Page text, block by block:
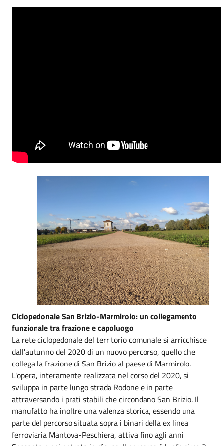
Ciclopedonale San Brizio-Marmirolo: un collegamento
funzionale tra frazione e capoluogo
La rete ciclopedonale del territorio comunale si arricchisce
dall'autunno del 2020 di un nuovo percorso, quello che
collega la frazione di San Brizio al paese di Marmirolo.
L'opera, interamente realizzata nel corso del 2020, si
sviluppa in parte lungo strada Rodone e in parte
attraversando i prati stabili che circondano San Brizio. Il
manufatto ha inoltre una valenza storica, essendo una
parte del percorso situata sopra i binari della ex linea
ferroviaria Mantova-Peschiera, attiva fino agli anni